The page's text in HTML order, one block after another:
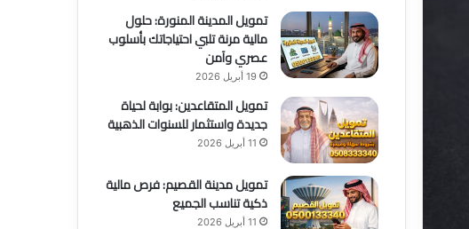
تمويل المدينة المنورة: حلول
مالية مرنة تلبي احتياجاتك بأسلوب
عصري وآمن
19 أبريل 2026
تمويل المتقاعدين: بوابة لحياة
جديدة واستثمار للسنوات الذهبية
11 أبريل 2026
تمويل مدينة القصيم: فرص مالية
ذكية تناسب الجميع
11 أبريل 2026